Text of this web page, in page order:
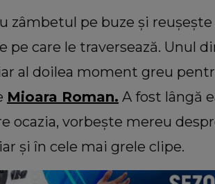
zâmbetul pe buze și
care le traversează. Unul
al doilea moment greu
Mioara Roman. A fost lângă
ocazia, vorbește mereu
și în cele mai grele clipe.
dezvăluiri
fratelui
momentul
Floarea care te
personalitate.
ești o